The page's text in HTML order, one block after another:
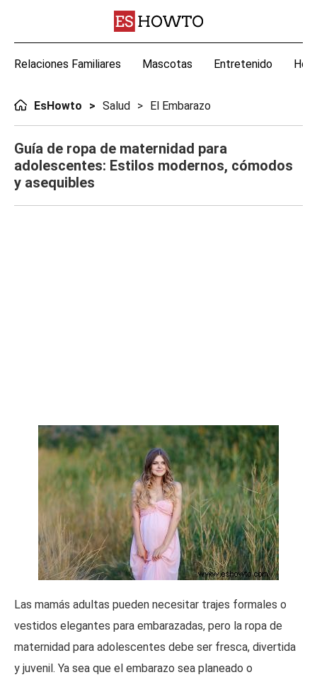
Relaciones Familiares Mascotas Entretenido
EsHowto Salud El Embarazo
Guía de ropa de maternidad para
adolescentes: Estilos modernos, cómodos
y asequibles
Las mamás adultas pueden necesitar trajes formales o
vestidos elegantes para embarazadas, pero la ropa de
maternidad para adolescentes debe ser fresca, divertida
y juvenil. Ya sea que el embarazo sea planeado o